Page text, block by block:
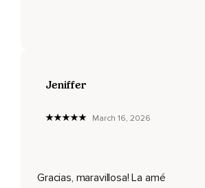
responsabilidades que no te pertenecen.
Tu pecho,
Jeniffer
March 16, 2026
Gracias, maravillosa! La amé